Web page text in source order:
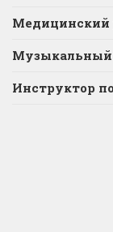
Медицинский
Музыкальный
Инструктор